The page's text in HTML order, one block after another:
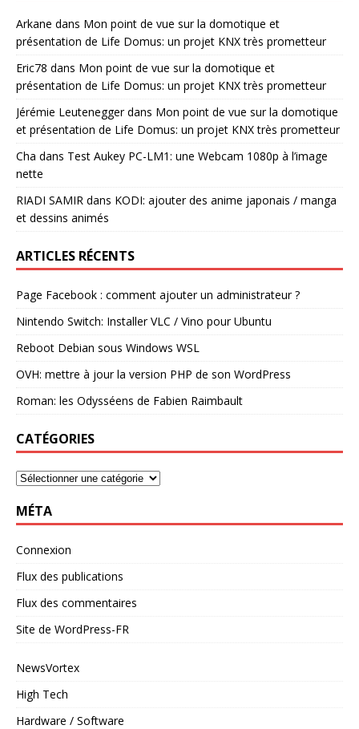
Arkane dans Mon point de vue sur la domotique et
présentation de Life Domus: un projet KNX très prometteur
Eric78 dans Mon point de vue sur la domotique et
présentation de Life Domus: un projet KNX très prometteur
Jérémie Leuteneggerdans Mon point de vue sur la domotique
et présentation de Life Domus: un projet KNX très prometteur
Cha dans Test Aukey PC-LM1: une Webcam 1080p à l’image
nette
RIADI SAMIR dans KODI: ajouter des anime japonais / manga
et dessins animés
ARTICLES RÉCENTS
Page Facebook : comment ajouter un administrateur ?
Nintendo Switch: Installer VLC / Vino pour Ubuntu
Reboot Debian sous Windows WSL
OVH: mettre à jour la version PHP de son WordPress
Roman: les Odysséens de Fabien Raimbault
CATÉGORIES
MÉTA
Connexion
Flux des publications
Flux des commentaires
Site de WordPress-FR
NewsVortex
High Tech
Hardware / Software